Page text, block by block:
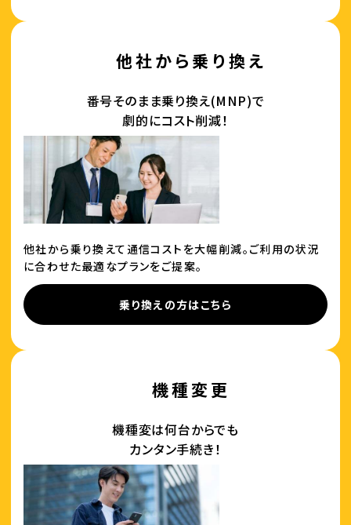
他社から乗り換え
番号そのまま乗り換え(MNP)で
劇的にコスト削減！
他社から乗り換えて通信コストを大幅削減。ご利用の状況
に合わせた最適なプランをご提案。
乗り換えの方はこちら
機種変更
機種変は何台からでも
カンタン手続き！